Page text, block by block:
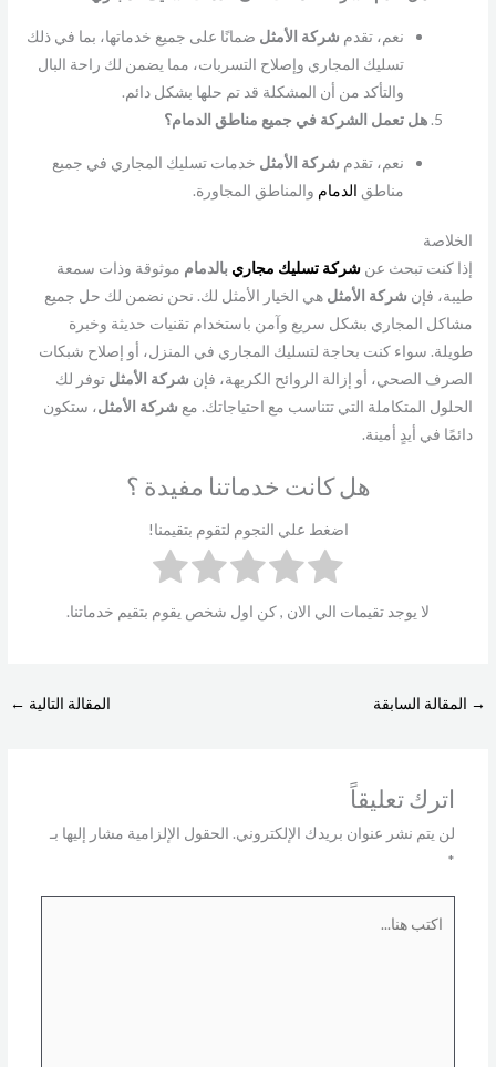
نعم، تقدم شركة الأمثل ضمانًا على جميع خدماتها، بما في ذلك
تسليك المجاري وإصلاح التسربات، مما يضمن لك راحة البال
والتأكد من أن المشكلة قد تم حلها بشكل دائم.
هل تعمل الشركة في جميع مناطق الدمام؟
نعم، تقدم شركة الأمثل خدمات تسليك المجاري في جميع
مناطق الدمام والمناطق المجاورة.
الخلاصة
إذا كنت تبحث عنشركة تسليك مجاري بالدمام موثوقة وذات سمعة
طيبة، فإن شركة الأمثل هي الخيار الأمثل لك. نحن نضمن لك حل جميع
مشاكل المجاري بشكل سريع وآمن باستخدام تقنيات حديثة وخبرة
طويلة. سواء كنت بحاجة لتسليك المجاري في المنزل، أو إصلاح شبكات
الصرف الصحي، أو إزالة الروائح الكريهة، فإن شركة الأمثل توفر لك
الحلول المتكاملة التي تتناسب مع احتياجاتك. مع شركة الأمثل، ستكون
دائمًا في أيدٍ أمينة.
هل كانت خدماتنا مفيدة ؟
اضغط علي النجوم لتقوم بتقيمنا!
لا يوجد تقيمات الي الان , كن اول شخص يقوم بتقيم خدماتنا.
→ المقالة السابقة المقالة التالية ←
اترك تعليقاً
لن يتم نشر عنوان بريدك الإلكتروني. الحقول الإلزامية مشار إليها بـ
*